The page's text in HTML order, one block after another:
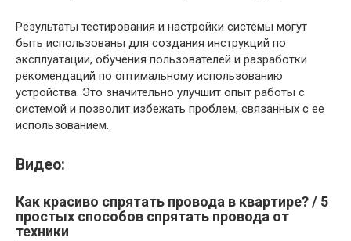
Результаты тестирования и настройки системы могут
быть использованы для создания инструкций по
эксплуатации, обучения пользователей и разработки
рекомендаций по оптимальному использованию
устройства. Это значительно улучшит опыт работы с
системой и позволит избежать проблем, связанных с ее
использованием.
Видео:
Как красиво спрятать провода в квартире? / 5
простых способов спрятать провода от
техники